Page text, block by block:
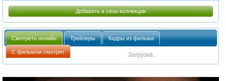
Добавить в свои коллекции
Смотреть онлайн Трейлеры Кадры из фильма
С фильмом смотрят Загрузка...